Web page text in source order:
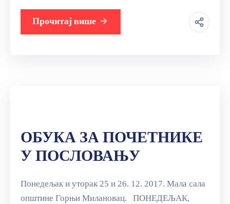
Прочитај више
ОБУКА ЗА ПОЧЕТНИКЕ
У ПОСЛОВАЊУ
Понедељак и уторак 25 и 26. 12. 2017. Мала сала
општине Горњи Милановац. ПОНЕДЕЉАК,